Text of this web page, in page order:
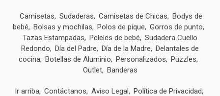
Camisetas Sudaderas Camisetas de Chicas
Bodys de
bebé
Bolsas y mochilas Polos de pique
Gorros de punto
Tazas Estampadas
Peleles de bebé
Sudadera Cuello
Redondo
Día del Padre Día de la Madre
Delantales de
cocina Botellas de Aluminio Personalizados
Puzzles
Outlet Banderas
Ir arriba Contáctanos Aviso Legal
Política de Privacidad